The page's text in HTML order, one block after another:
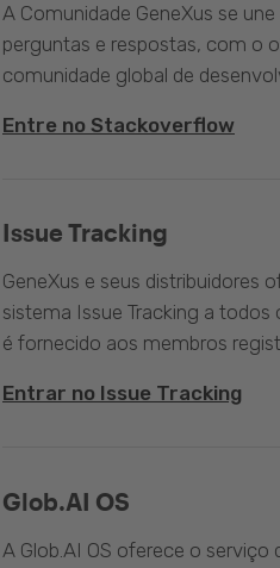
A Comunidade GeneXus se
perguntas e respostas, com o
comunidade global de
Entre no Stackoverflow
Issue Tracking
GeneXus e seus distribuidores
sistema Issue Tracking a
é fornecido aos membros
Entrar no Issue Tracking
Glob.AI OS
A Glob.AI OS oferece o